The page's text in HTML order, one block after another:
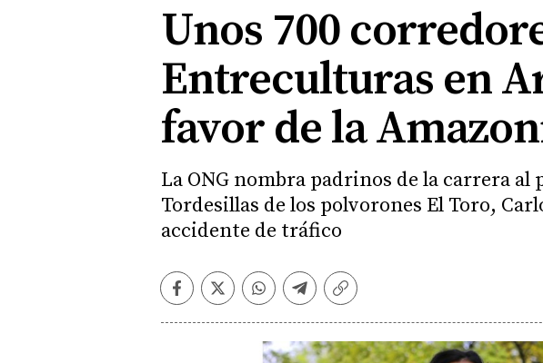
Unos 700
Entreculturas en
favor de la
La ONG nombra padrinos de la carrera
Tordesillas de los polvorones El Toro,
accidente de tráfico
Facebook
TwitterWhatsapp
Telegram
Copiar